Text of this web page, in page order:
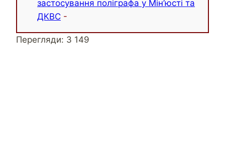
застосування поліграфа у Мін’юсті та
ДКВС -
Перегляди: 3 149